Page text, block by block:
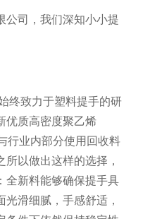
公司，我们深知小小提
终致力于塑料提手的研
优质高密度聚乙烯
行业内部分使用回收料
以做出这样的选择，
全新料能够确保提手具
滑细腻，手感舒适，